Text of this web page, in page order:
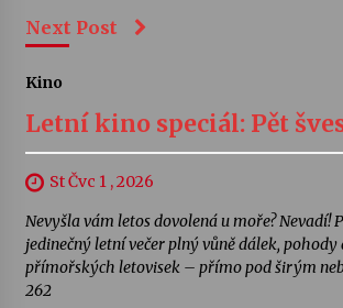
Next Post
Kino
Letní kino speciál: Pět
St Čvc 1 , 2026
Nevyšla vám letos dovolená u moře? Nevadí!
jedinečný letní večer plný vůně dálek,
přímořských letovisek – přímo pod širým
262